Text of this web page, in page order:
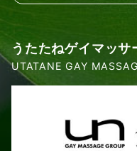
うたたねゲイマッサ
UTATANE GAY